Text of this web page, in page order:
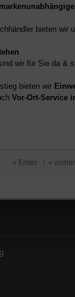
bieten wir
wir für Sie da &
bieten wir
Vor-Ort-Service
« Erster «